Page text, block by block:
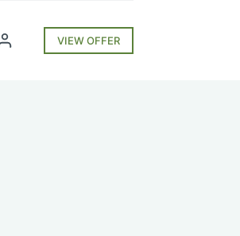
VIEW OFFER